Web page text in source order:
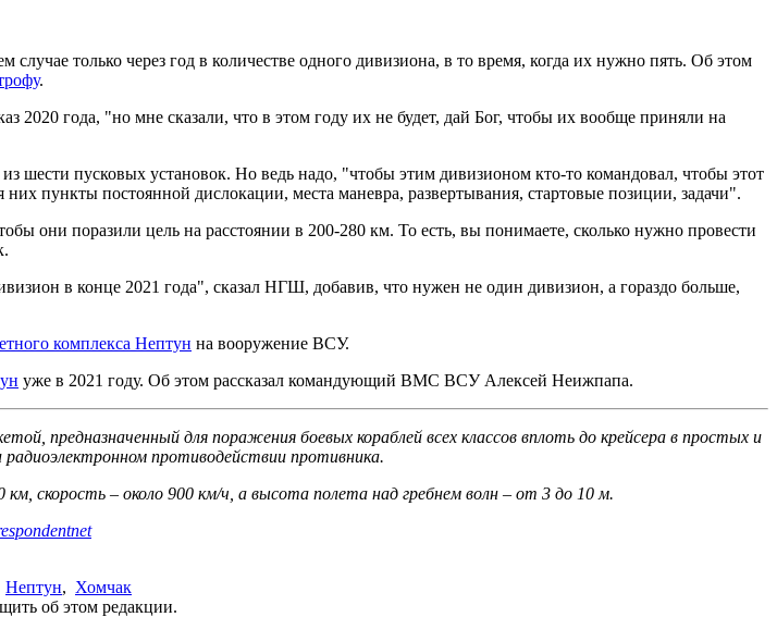
только через год в количестве одного дивизиона, в то время, когда их нужно пять. Об этом
.
2020 года, "но мне сказали, что в этом году их не будет, дай Бог, чтобы их вообще приняли на
пусковых установок. Но ведь надо, "чтобы этим дивизионом кто-то командовал, чтобы этот
них пункты постоянной дислокации, места маневра, развертывания, стартовые позиции, задачи".
они поразили цель на расстоянии в 200-280 км. То есть, вы понимаете, сколько нужно провести
в конце 2021 года", сказал НГШ, добавив, что нужен не один дивизион, а гораздо больше,
комплекса Нептун на вооружение ВСУ.
уже в 2021 году. Об этом рассказал командующий ВМС ВСУ Алексей Неижпапа.
предназначенный для поражения боевых кораблей всех классов вплоть до крейсера в простых и
радиоэлектронном противодействии противника.
скорость – около 900 км/ч, а высота полета над гребнем волн – от 3 до 10 м.
Нептун, Хомчак
об этом редакции.